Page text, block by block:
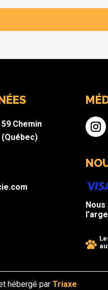
Chemin
hébergé par Triaxe